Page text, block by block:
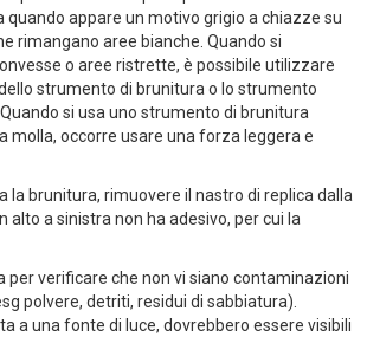
appare un motivo grigio a chiazze su
rimangano aree bianche. Quando si
o aree ristrette, è possibile utilizzare
strumento di brunitura o lo strumento
si usa uno strumento di brunitura
molla, occorre usare una forza leggera e
la brunitura, rimuovere il nastro di replica dalla
alto a sinistra non ha adesivo, per cui la
per verificare che non vi siano contaminazioni
polvere, detriti, residui di sabbiatura).
a una fonte di luce, dovrebbero essere visibili